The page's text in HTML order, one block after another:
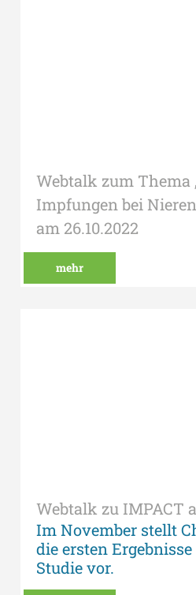
Webtalk zum Thema
Impfungen bei
am 26.10.2022
mehr
Webtalk zu IMPACT
Im November stellt
die ersten
Studie vor.